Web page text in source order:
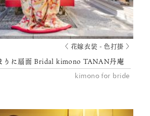
〈 花嫁衣装 - 色打掛 〉
りに扇面 Bridal kimono TANAN丹庵
kimono for bride